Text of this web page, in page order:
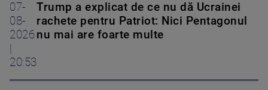
07-
08-
2026
20:53
Trump a explicat de ce nu dă Ucrainei
rachete pentru Patriot: Nici Pentagonul
nu mai are foarte multe